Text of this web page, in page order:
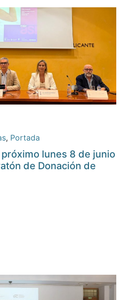
, Portada
próximo lunes 8 de junio
de Donación de